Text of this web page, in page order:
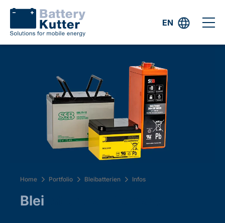
EN
Home Portfolio Bleibatterien Infos
Blei